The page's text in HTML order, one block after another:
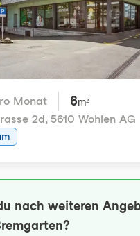
Monat 6m²
2d, 5610 Wohlen AG
nach weiteren